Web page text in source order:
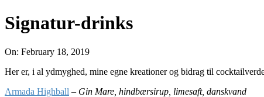
Signatur-drinks
On: February 18, 2019
Her er, i al ydmyghed, mine egne kreationer og bidrag til
Armada Highball – Gin Mare, hindbærsirup, limesaft, danskvand